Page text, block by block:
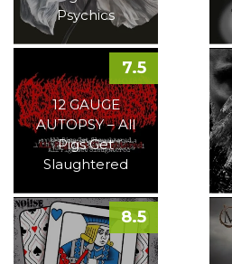
Psychics
12 GAUGE
AUTOPSY – All
Pigs Get
Slaughtered
7.5
8.5